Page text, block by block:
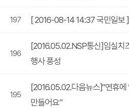
197 [ 2016-08-14 14:37 국민일보
196
[2016.05.02.NSP통신]임실치
행사 풍성
195
[2016.05.02.다음뉴스]“연휴
만들어요”